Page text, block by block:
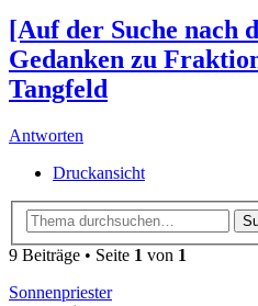
[Auf der Suche nach
Gedanken zu
Tangfeld
Antworten
Druckansicht
9 Beiträge • Seite 1 von 1
Sonnenpriester